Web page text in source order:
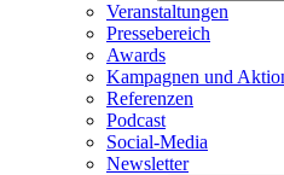
Veranstaltungen
Pressebereich
Awards
Kampagnen und
Referenzen
Podcast
Social-Media
Newsletter